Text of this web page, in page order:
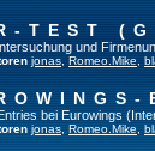
TEST
und
jonas Romeo.Mike
bei Eurowings
jonas Romeo.Mike